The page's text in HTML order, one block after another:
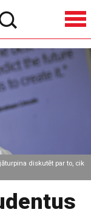
diskutēt par to, cik